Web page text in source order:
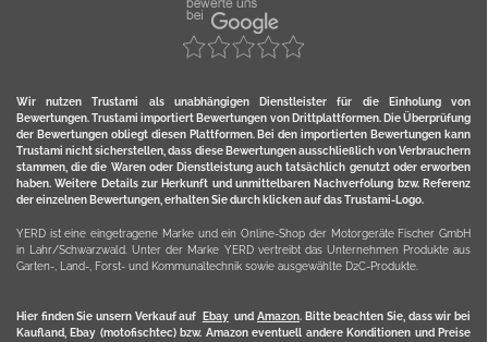
Wir nutzen Trustami als unabhängigen Dienstleister für die Einholung von
Bewertungen. Trustami importiert Bewertungen von Drittplattformen. Die Überprüfung
der Bewertungen obliegt diesen Plattformen. Bei den importierten Bewertungen kann
Trustami nicht sicherstellen, dass diese Bewertungen ausschließlich von Verbrauchern
stammen, die die Waren oder Dienstleistung auch tatsächlich genutzt oder erworben
haben. Weitere Details zur Herkunft und unmittelbaren Nachverfolung bzw. Referenz
der einzelnen Bewertungen, erhalten Sie durch klicken auf das Trustami-Logo.
YERD ist eine eingetragene Marke und ein Online-Shop der Motorgeräte Fischer GmbH
in Lahr/Schwarzwald. Unter der Marke YERD vertreibt das Unternehmen Produkte aus
Garten-, Land-, Forst- und Kommunaltechnik sowie ausgewählte D2C-Produkte.
Hier finden Sie unsern Verkauf auf Ebayund Amazon. Bitte beachten Sie, dass wir bei
Kaufland, Ebay (motofischtec) bzw. Amazon eventuell andere Konditionen und Preise